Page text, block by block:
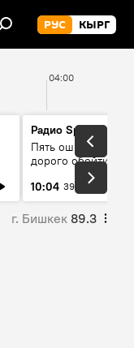
РУС КЫРГ
04:00
Радио Sputnik
Пять ошибок
дорого обойтись
10:04 39 мин
г. Бишкек 89.3